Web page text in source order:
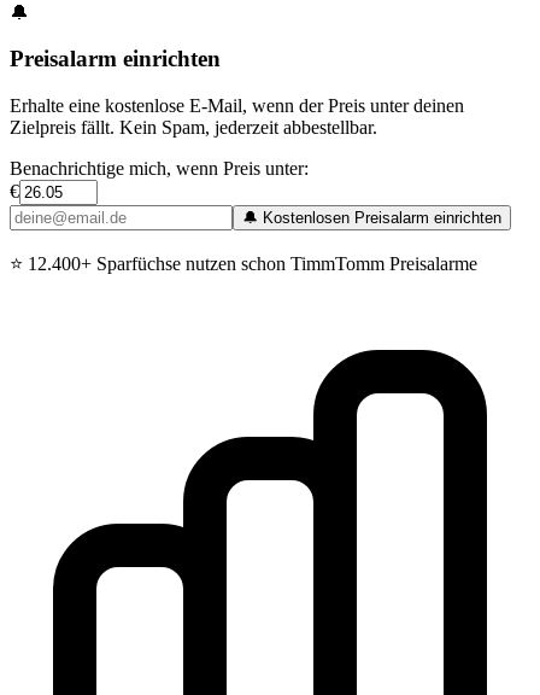
🔔
Preisalarm einrichten
Erhalte eine kostenlose E-Mail, wenn der Preis unter deinen
Zielpreis fällt. Kein Spam, jederzeit abbestellbar.
Benachrichtige mich, wenn Preis unter:
€
🔔 Kostenlosen Preisalarm einrichten
⭐ 12.400+ Sparfüchse nutzen schon TimmTomm Preisalarme